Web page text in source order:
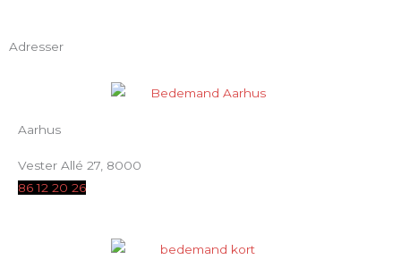
Adresser
Aarhus
Vester Allé 27, 8000
86 12 20 26